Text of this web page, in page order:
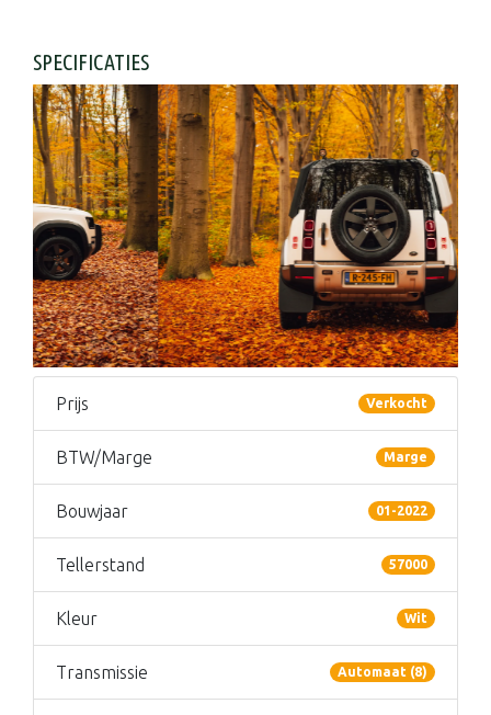
SPECIFICATIES
Prijs Verkocht
BTW/Marge Marge
Bouwjaar 01-2022
Tellerstand 57000
Kleur Wit
Transmissie Automaat (8)